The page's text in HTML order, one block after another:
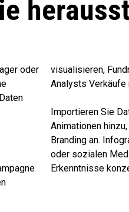
oder
visualisieren,
Analysts Verkäufe
Importieren Sie
Animationen
Branding an.
oder sozialen
Erkenntnisse